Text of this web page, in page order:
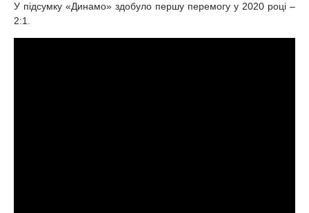
У підсумку «Динамо» здобуло першу перемогу у 2020 році –
2:1.